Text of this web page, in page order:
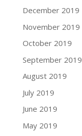
December 2019
November 2019
October 2019
September 2019
August 2019
July 2019
June 2019
May 2019